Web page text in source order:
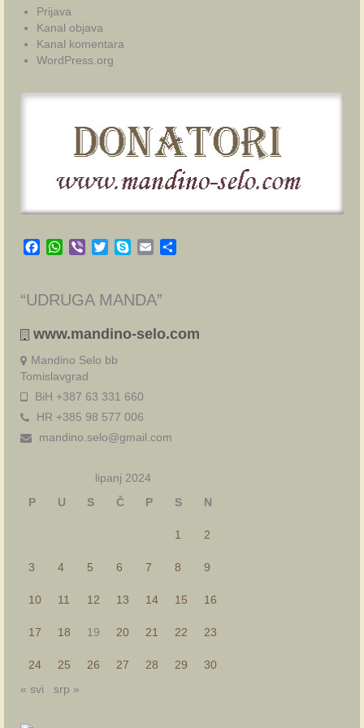
Prijava
Kanal objava
Kanal komentara
WordPress.org
Facebook
WhatsApp
Viber TwitterSkypeEmail
“UDRUGA MANDA”
www.mandino-selo.com
Mandino Selo bb
Tomislavgrad
BiH +387 63 331 660
HR +385 98 577 006
mandino.selo@gmail.com
lipanj 2024
P
U S Č P S N
1 2
3 4 5 6 7 8 9
10 11 12 13 14 15 16
17 18 19 20 21 22 23
24 25 26 27 28 29
30
« svi
srp »